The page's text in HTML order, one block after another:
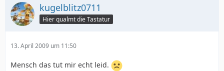
kugelblitz0711
Hier qualmt die Tastatur
13. April 2009 um 11:50
Mensch das tut mir echt leid.